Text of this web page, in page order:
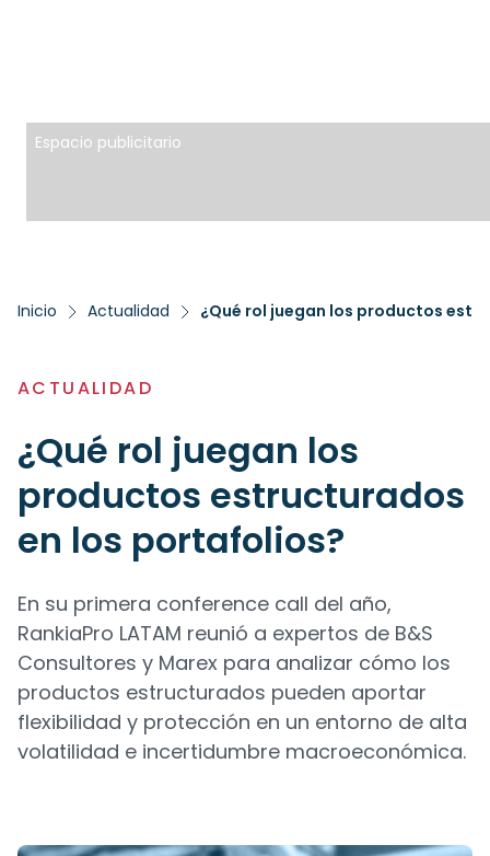
Espacio publicitario
Inicio Actualidad ¿Qué rol juegan los productos
ACTUALIDAD
¿Qué rol juegan los
productos estructurados
en los portafolios?
En su primera conference call del año,
RankiaPro LATAM reunió a expertos de B&S
Consultores y Marex para analizar cómo los
productos estructurados pueden aportar
flexibilidad y protección en un entorno de alta
volatilidad e incertidumbre macroeconómica.